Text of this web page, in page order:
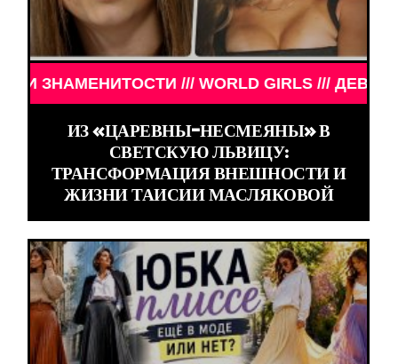
/// WORLD GIRLS /// ДЕВУШКИ
ИЗ «ЦАРЕВНЫ-НЕСМЕЯНЫ» В
СВЕТСКУЮ ЛЬВИЦУ:
ТРАНСФОРМАЦИЯ ВНЕШНОСТИ И
ЖИЗНИ ТАИСИИ МАСЛЯКОВОЙ